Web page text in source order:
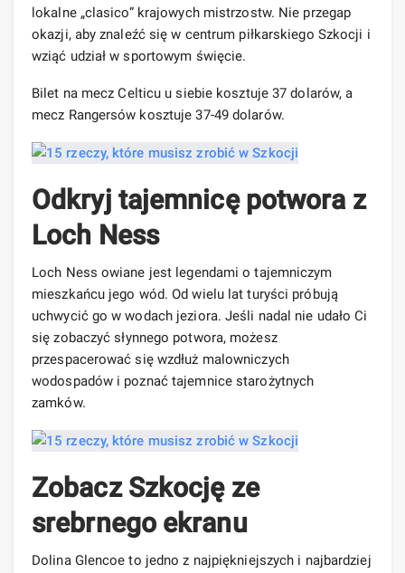
lokalne „clasico” krajowych mistrzostw. Nie przegap
okazji, aby znaleźć się w centrum piłkarskiego Szkocji i
wziąć udział w sportowym święcie.
Bilet na mecz Celticu u siebie kosztuje 37 dolarów, a
mecz Rangersów kosztuje 37-49 dolarów.
Odkryj tajemnicę potwora z
Loch Ness
Loch Ness owiane jest legendami o tajemniczym
mieszkańcu jego wód. Od wielu lat turyści próbują
uchwycić go w wodach jeziora. Jeśli nadal nie udało Ci
się zobaczyć słynnego potwora, możesz
przespacerować się wzdłuż malowniczych
wodospadów i poznać tajemnice starożytnych
zamków.
Zobacz Szkocję ze
srebrnego ekranu
Dolina Glencoe to jedno z najpiękniejszych i najbardziej